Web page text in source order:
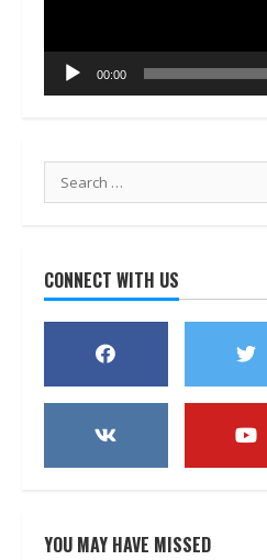
00:00
Search
for:
CONNECT WITH US
YOU MAY HAVE MISSED